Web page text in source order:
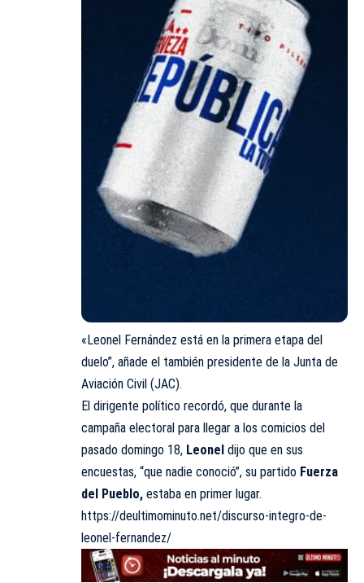
«Leonel Fernández está en la primera etapa del
duelo”, añade el también presidente de la Junta de
Aviación Civil (JAC).
El dirigente político recordó, que durante la
campaña electoral para llegar a los comicios del
pasado domingo 18, Leonel dijo que en sus
encuestas, “que nadie conoció”, su partido Fuerza
del Pueblo, estaba en primer lugar.
https://deultimominuto.net/discurso-integro-de-
leonel-fernandez/